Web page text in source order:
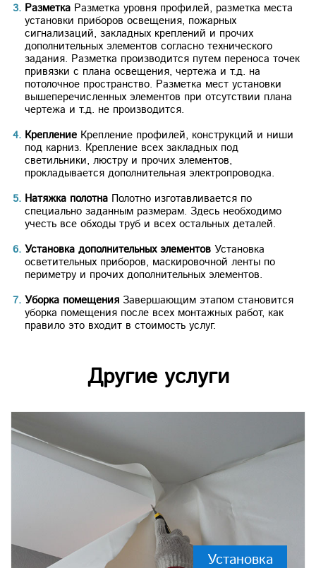
Разметка Разметка уровня профилей, разметка места
установки приборов освещения, пожарных
сигнализаций, закладных креплений и прочих
дополнительных элементов согласно технического
задания. Разметка производится путем переноса точек
привязки с плана освещения, чертежа и т.д. на
потолочное пространство. Разметка мест установки
вышеперечисленных элементов при отсутствии плана
чертежа и т.д. не производится.
Крепление Крепление профилей, конструкций и ниши
под карниз. Крепление всех закладных под
светильники, люстру и прочих элементов,
прокладывается дополнительная электропроводка.
Натяжка полотна Полотно изготавливается по
специально заданным размерам. Здесь необходимо
учесть все обходы труб и всех остальных деталей.
Установка дополнительных элементов Установка
осветительных приборов, маскировочной ленты по
периметру и прочих дополнительных элементов.
Уборка помещения Завершающим этапом становится
уборка помещения после всех монтажных работ, как
правило это входит в стоимость услуг.
Другие услуги
Установка